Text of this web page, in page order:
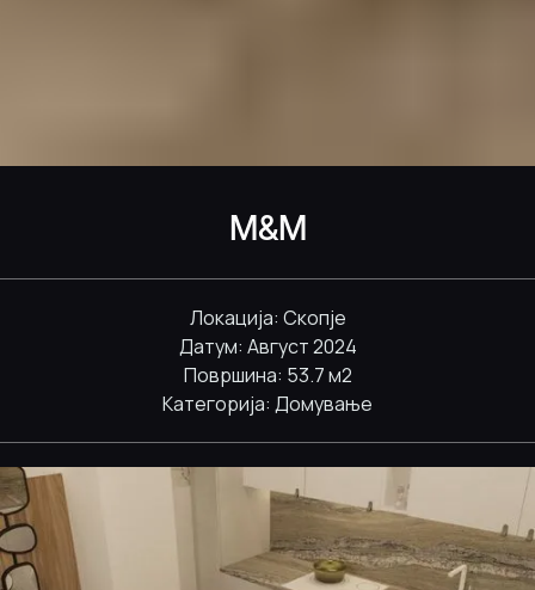
M&M
Локација: Скопје
Датум: Август 2024
Површина: 53.7 м2
Категорија: Домување